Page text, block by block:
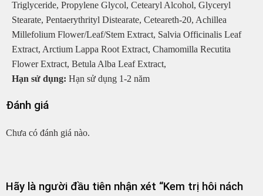
Triglyceride, Propylene Glycol, Cetearyl Alcohol, Glyceryl
Stearate, Pentaerythrityl Distearate, Ceteareth-20, Achillea
Millefolium Flower/Leaf/Stem Extract, Salvia Officinalis Leaf
Extract, Arctium Lappa Root Extract, Chamomilla Recutita
Flower Extract, Betula Alba Leaf Extract,
Hạn sử dụng: Hạn sử dụng 1-2 năm
Đánh giá
Chưa có đánh giá nào.
Hãy là người đầu tiên nhận xét “Kem trị hôi nách